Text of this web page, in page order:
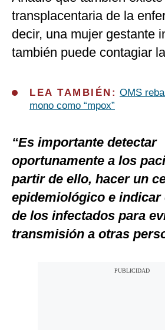
transplacentaria de la
decir, una mujer gestante
también puede contagiar
LEA TAMBIÉN: OMS
mono como “mpox”
“Es importante detectar
oportunamente a los
partir de ello, hacer un
epidemiológico e indicar
de los infectados para
transmisión a otras